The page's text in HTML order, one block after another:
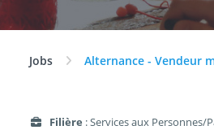
Jobs Alternance - Vendeur
Filière : Services aux Personnes/